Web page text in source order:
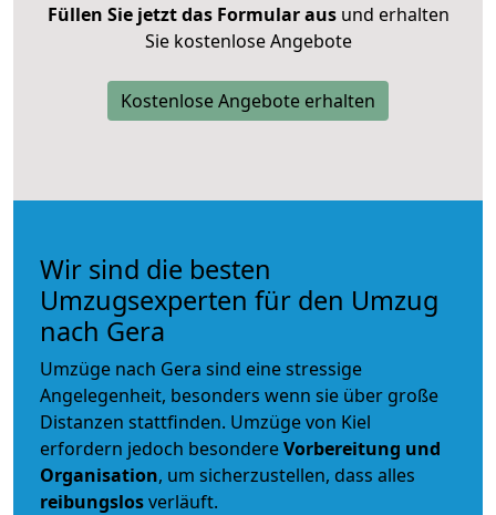
Füllen Sie jetzt das Formular ausund erhalten
Sie kostenlose Angebote
Kostenlose Angebote erhalten
Wir sind die besten
Umzugsexperten für den Umzug
nach Gera
Umzüge nach Gera sind eine stressige
Angelegenheit, besonders wenn sie über große
Distanzen stattfinden. Umzüge von Kiel
erfordern jedoch besondereVorbereitung und
Organisation, um sicherzustellen, dass alles
reibungslosverläuft.